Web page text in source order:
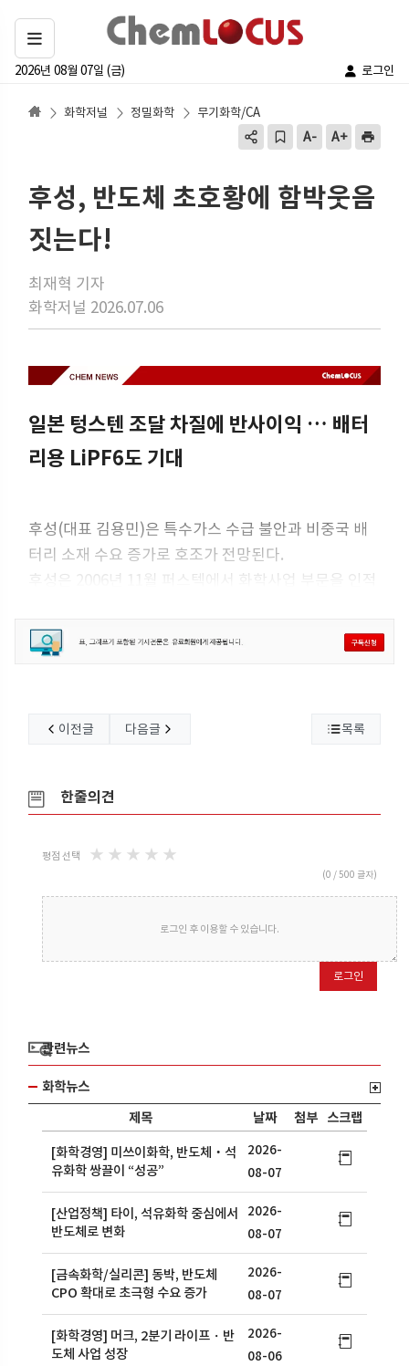
2026년 08월 07일 (금) 로그인
화학저널 정밀화학 무기화학/CA
후성, 반도체 초호황에 함박웃음
짓는다!
최재혁 기자
화학저널 2026.07.06
일본 텅스텐 조달 차질에 반사이익 … 배터
리용 LiPF6도 기대
후성(대표 김용민)은 특수가스 수급 불안과 비중국 배
터리 소재 수요 증가로 호조가 전망된다.
후성은 2006년 11월 퍼스텍에서 화학사업 부문을 인적
학을 흡수합병해 생산기반을 통합했고 2009년 국내 최
초 육불화텅스텐(WF6) 공장
이전글 다음글 목록
한줄의견
평점 선택 ★ ★ ★ ★ ★
(0 / 500 글자)
로그인 후 이용할 수 있습니다.
로그인
관련뉴스
화학뉴스
제목
날짜 첨부 스크랩
[화학경영] 미쓰이화학, 반도체‧석
유화학 쌍끌이 “성공”
2026-
08-07
[산업정책] 타이, 석유화학 중심에서
반도체로 변화
2026-
08-07
[금속화학/실리콘] 동박, 반도체
CPO 확대로 초극형 수요 증가
2026-
08-07
[화학경영] 머크, 2분기 라이프・반
도체 사업 성장
2026-
08-06